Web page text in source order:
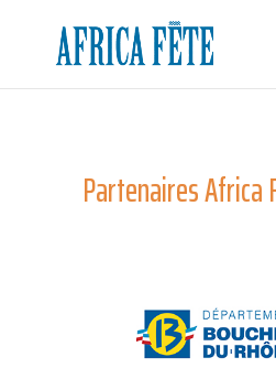
Partenaires Africa